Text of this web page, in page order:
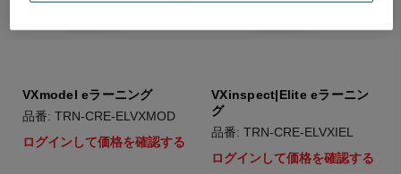
VXmodel eラーニング
品番: TRN-CRE-ELVXMOD
ログインして価格を確認する
VXinspect|Elite eラーニン
グ
品番: TRN-CRE-ELVXIEL
ログインして価格を確認する